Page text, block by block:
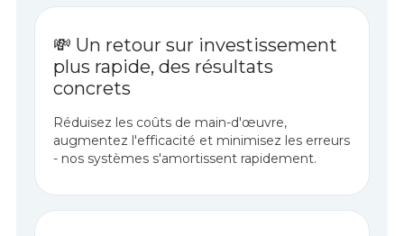
💸 Un retour sur investissement
plus rapide, des résultats
concrets
Réduisez les coûts de main-d'œuvre,
augmentez l'efficacité et minimisez les erreurs
- nos systèmes s'amortissent rapidement.